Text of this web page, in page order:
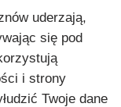
uderzają,
się pod
i strony
Twoje dane